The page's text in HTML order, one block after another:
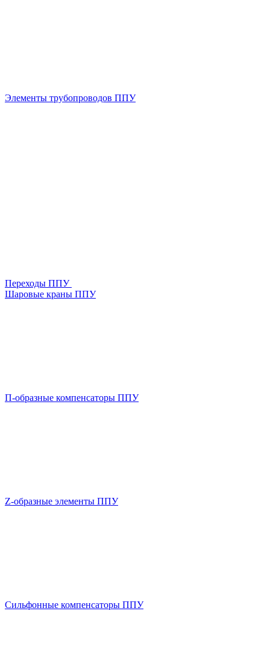
Элементы трубопроводов ППУ
Переходы ППУ
Шаровые краны ППУ
П-образные компенсаторы ППУ
Z-образные элементы ППУ
Сильфонные компенсаторы ППУ